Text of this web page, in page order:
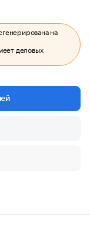
на
деловых